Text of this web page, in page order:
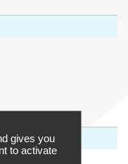
gives you
to activate